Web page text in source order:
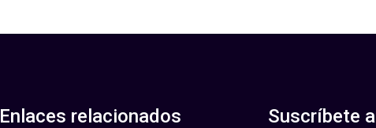
Enlaces relacionados
Suscríbete a